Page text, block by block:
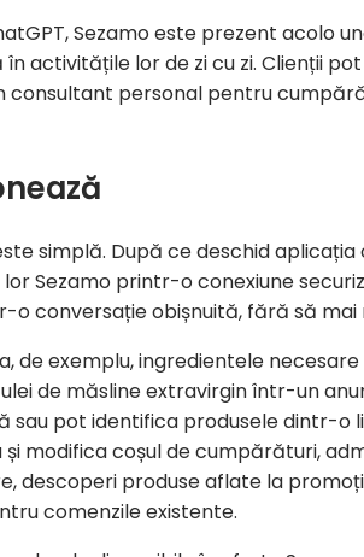
Sezamo este prezent acolo
activitățile lor de zi cu zi. Clienții
consultant personal pentru
simplă. După ce deschid aplicația
Sezamo printr-o conexiune
conversație obișnuită, fără să mai
de exemplu, ingredientele
de măsline extravirgin într-un
sau pot identifica produsele dintr-o
modifica coșul de cumpărături,
descoperi produse aflate la
comenzile existente.